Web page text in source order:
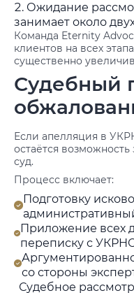
Ожидание
занимает около
Команда Eternity
клиентов на всех
существенно
Судебный
Если апелляция в
остаётся
суд.
Процесс включает:
Подготовку
Приложение всех
переписку с
со стороны
Судебное